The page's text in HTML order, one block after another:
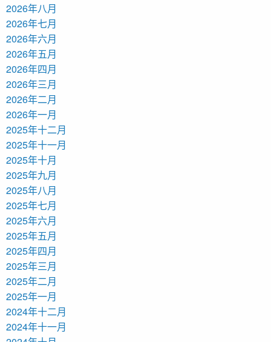
2026年八月
2026年七月
2026年六月
2026年五月
2026年四月
2026年三月
2026年二月
2026年一月
2025年十二月
2025年十一月
2025年十月
2025年九月
2025年八月
2025年七月
2025年六月
2025年五月
2025年四月
2025年三月
2025年二月
2025年一月
2024年十二月
2024年十一月